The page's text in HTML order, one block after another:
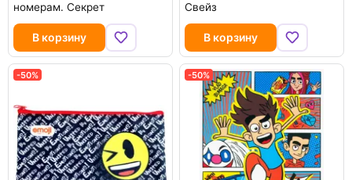
номерам. Секрет
В корзину
Свейз
В корзину
-50% -50%